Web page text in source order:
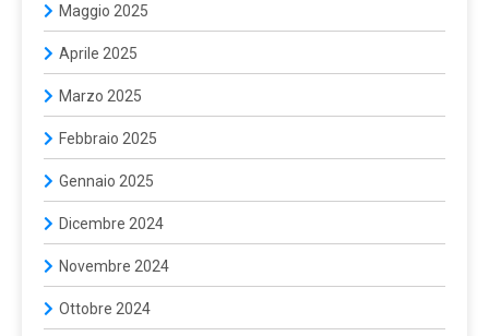
Maggio 2025
Aprile 2025
Marzo 2025
Febbraio 2025
Gennaio 2025
Dicembre 2024
Novembre 2024
Ottobre 2024